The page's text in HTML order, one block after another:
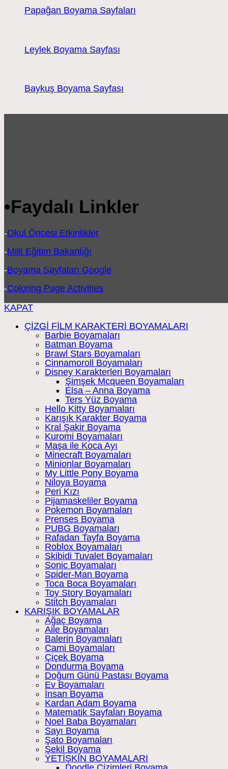
Papağan Boyama Sayfaları
Leylek Boyama Sayfası
Baykuş Boyama Sayfası
•Faydalı Linkler
-Okul Öncesi Etkinlikler
-Milli Eğitim Bakanlığı
-Boyama Sayfaları Google
-Coloring Page Activities
KAPAT
ÇİZGİ FİLM KARAKTERİ BOYAMALARI
Barbie Boyamaları
Batman Boyama
Brawl Stars Boyamaları
Cinnamoroll Boyamaları
Disney Karakterleri Boyamaları
Şimşek Mcqueen Boyamaları
Elsa – Anna Boyama
Ters Yüz Boyama
Hello Kitty Boyamaları
Karışık Karakter Boyama
Kral Şakir Boyama
Kuromi Boyamaları
Maşa ile Koca Ayı
Minecraft Boyamaları
Minionlar Boyamaları
My Little Pony Boyama
Niloya Boyama
Peri Kızı
Pijamaskeliler Boyama
Pokemon Boyamaları
Prenses Boyama
PUBG Boyamaları
Rafadan Tayfa Boyama
Roblox Boyamaları
Skibidi Tuvalet Boyamaları
Sonic Boyamaları
Spider-Man Boyama
Toca Boca Boyamaları
Toy Story Boyamaları
Stitch Boyamaları
KARIŞIK BOYAMALAR
Ağaç Boyama
Aile Boyamaları
Balerin Boyamaları
Cami Boyamaları
Çiçek Boyama
Dondurma Boyama
Doğum Günü Pastası Boyama
Ev Boyamaları
İnsan Boyama
Kardan Adam Boyama
Matematik Sayfaları Boyama
Noel Baba Boyamaları
Sayı Boyama
Şato Boyamaları
Şekil Boyama
YETİŞKİN BOYAMALARI